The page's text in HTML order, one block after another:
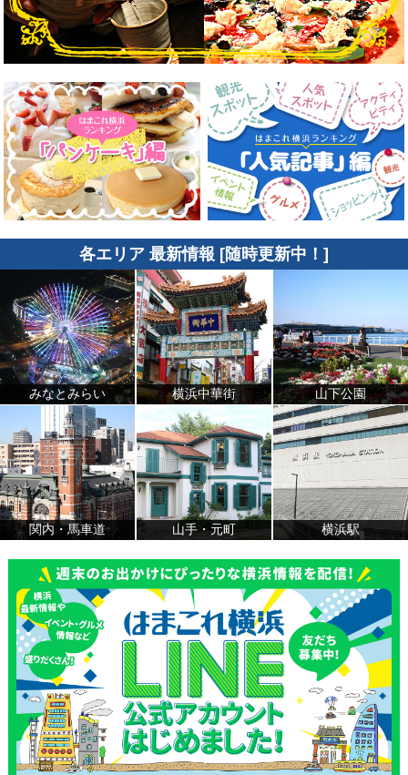
各エリア 最新情報 [随時更新中！]
みなとみらい 横浜中華街 山下公園
関内・馬車道 山手・元町 横浜駅